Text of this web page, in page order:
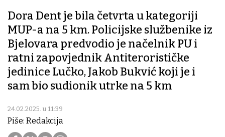
Dora Dent je bila četvrta u kategoriji
MUP-a na 5 km. Policijske službenike iz
Bjelovara predvodio je načelnik PU i
ratni zapovjednik Antiterorističke
jedinice Lučko, Jakob Bukvić koji je i
sam bio sudionik utrke na 5 km
24.02.2025. u 11:39
Piše: Redakcija